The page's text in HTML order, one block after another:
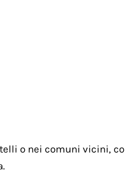
o nei comuni vicini,